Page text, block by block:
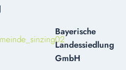
Bayerische
Landessiedlung
GmbH